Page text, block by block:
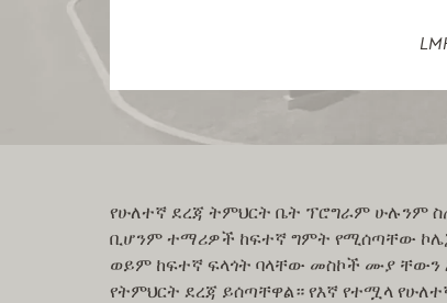
የሁለተኛ ደረጃ ትምህርት ቤት ፕሮግራም ሁሉንም
ቢሆንም ተማሪዎች ከፍተኛ ግምት የሚሰጣቸው
ወይም ከፍተኛ ፍላጎት ባላቸው መስኮች ሙያ ቸውን
የትምህርት ደረጃ ይሰጣቸዋል። የእኛ የተሟላ